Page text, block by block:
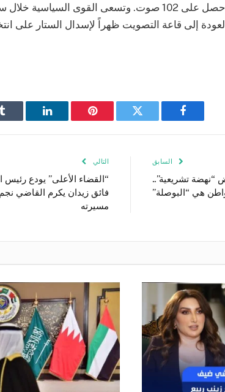
منافسه شاخوان عبد الله الذي حصل على 102 صوت. وتسعى القوى
إلى قاعة التصويت ظهراً لإسدال الستار على
فيسبوك تويتر بينتيريستلينكدإن
السابق
“نهضة تشريعية”..
هي “البوصلة”
التالي
“القضاء الأعلى” يودع رئيس
فائق زيدان يكرم القاضي
مسيرته